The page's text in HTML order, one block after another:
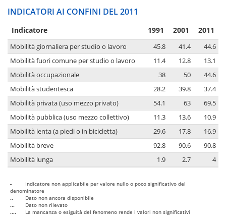
INDICATORI AI CONFINI DEL 2011
Indicatore 1991 2001 2011
Mobilità giornaliera per studio o lavoro 45.8 41.4
44.6
Mobilità fuori comune per studio o lavoro
11.4 12.8
13.1
Mobilità occupazionale
38 50
44.6
Mobilità studentesca
28.2 39.8
37.4
Mobilità privata (uso mezzo privato)
54.1 63
69.5
Mobilità pubblica (uso mezzo collettivo)
11.3 13.6
10.9
Mobilità lenta (a piedi o in bicicletta)
29.6 17.8
16.9
Mobilità breve
92.8 90.6
90.8
Mobilità lunga
1.9 2.7 4
-
Indicatore non applicabile per valore nullo o poco significativo del
denominatore
..
Dato non ancora disponibile
...
Dato non rilevato
....
La mancanza o esiguità del fenomeno rende i valori non significativi